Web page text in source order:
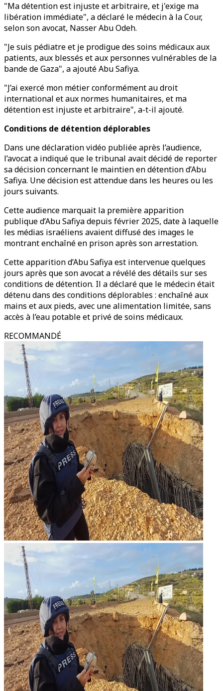
"Ma détention est injuste et arbitraire, et j'exige ma
libération immédiate", a déclaré le médecin à la Cour,
selon son avocat, Nasser Abu Odeh.
"Je suis pédiatre et je prodigue des soins médicaux aux
patients, aux blessés et aux personnes vulnérables de la
bande de Gaza", a ajouté Abu Safiya.
"J’ai exercé mon métier conformément au droit
international et aux normes humanitaires, et ma
détention est injuste et arbitraire", a-t-il ajouté.
Conditions de détention déplorables
Dans une déclaration vidéo publiée après l’audience,
l’avocat a indiqué que le tribunal avait décidé de reporter
sa décision concernant le maintien en détention d’Abu
Safiya. Une décision est attendue dans les heures ou les
jours suivants.
Cette audience marquait la première apparition
publique d’Abu Safiya depuis février 2025, date à laquelle
les médias israéliens avaient diffusé des images le
montrant enchaîné en prison après son arrestation.
Cette apparition d’Abu Safiya est intervenue quelques
jours après que son avocat a révélé des détails sur ses
conditions de détention. Il a déclaré que le médecin était
détenu dans des conditions déplorables : enchaîné aux
mains et aux pieds, avec une alimentation limitée, sans
accès à l’eau potable et privé de soins médicaux.
RECOMMANDÉ